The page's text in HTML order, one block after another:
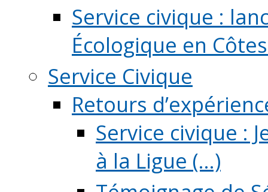
Service civique :
Écologique en
Service Civique
Retours
Service civique :
à la Ligue (...)